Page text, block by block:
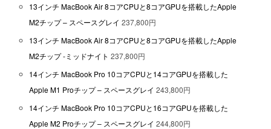
13インチ MacBook Air 8コアCPUと8コアGPUを搭載したApple
M2チップ – スペースグレイ 237,800円
13インチ MacBook Air 8コアCPUと8コアGPUを搭載したApple
M2チップ -ミッドナイト 237,800円
14インチ MacBook Pro 10コアCPUと14コアGPUを搭載した
Apple M1 Proチップ – スペースグレイ 243,800円
14インチ MacBook Pro 10コアCPUと16コアGPUを搭載した
Apple M2 Proチップ – スペースグレイ 244,800円